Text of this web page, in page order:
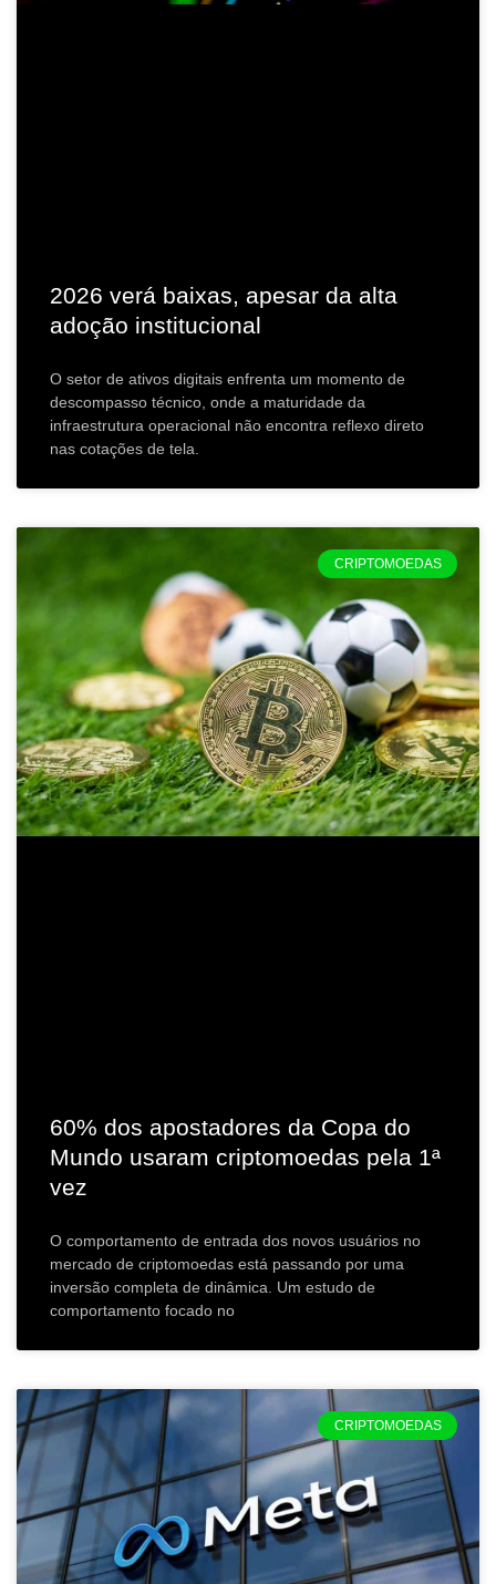
2026 verá baixas, apesar da alta
adoção institucional
O setor de ativos digitais enfrenta um momento de
descompasso técnico, onde a maturidade da
infraestrutura operacional não encontra reflexo direto
nas cotações de tela.
CRIPTOMOEDAS
60% dos apostadores da Copa do
Mundo usaram criptomoedas pela 1ª
vez
O comportamento de entrada dos novos usuários no
mercado de criptomoedas está passando por uma
inversão completa de dinâmica. Um estudo de
comportamento focado no
CRIPTOMOEDAS